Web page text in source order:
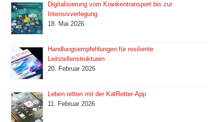
Digitalisierung vom Krankentransport bis zur
Intensivverlegung
18. Mai 2026
Handlungsempfehlungen für resiliente
Leitstellenstrukturen
20. Februar 2026
Leben retten mit der KatRetter-App
11. Februar 2026